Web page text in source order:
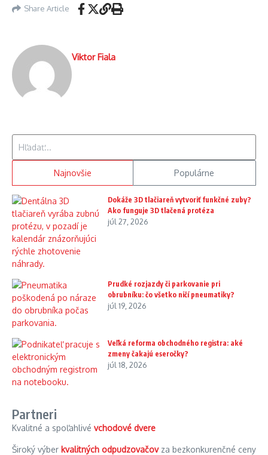
Share Article
Viktor Fiala
Najnovšie Populárne
Dokáže 3D tlačiareň vytvoriť funkčné zuby?
Ako funguje 3D tlačená protéza
júl 27, 2026
Prudké rozjazdy či parkovanie pri
obrubníku: čo všetko ničí pneumatiky?
júl 19, 2026
Veľká reforma obchodného registra: aké
zmeny čakajú eseročky?
júl 18, 2026
Partneri
Kvalitné a spoľahlivé vchodové dvere
Široký výber kvalitných odpudzovačovza bezkonkurenčné ceny